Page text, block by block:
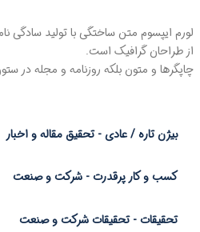
لورم ایپسوم متن ساختگی با تولید سادگی
از طراحان گرافیک است.
چاپگرها و متون بلکه روزنامه و مجله در
بیژن تاره / عادی- تحقیق مقاله و اخبار
کسب و کار پرقدرت- شرکت و صنعت
تحقیقات- تحقیقات شرکت و صنعت